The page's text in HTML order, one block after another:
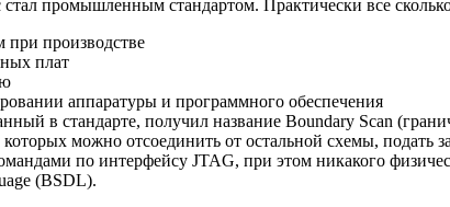
промышленным стандартом. Практически все
при производстве
плат
аппаратуры и программного обеспечения
в стандарте, получил название Boundary Scan
можно отсоединить от остальной схемы, подать
по интерфейсу JTAG, при этом никакого
(BSDL).